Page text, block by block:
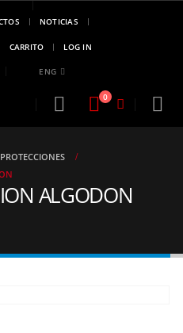
NOTICIAS
CARRITO LOG IN
ENG
0
PROTECCIONES
ALGODON